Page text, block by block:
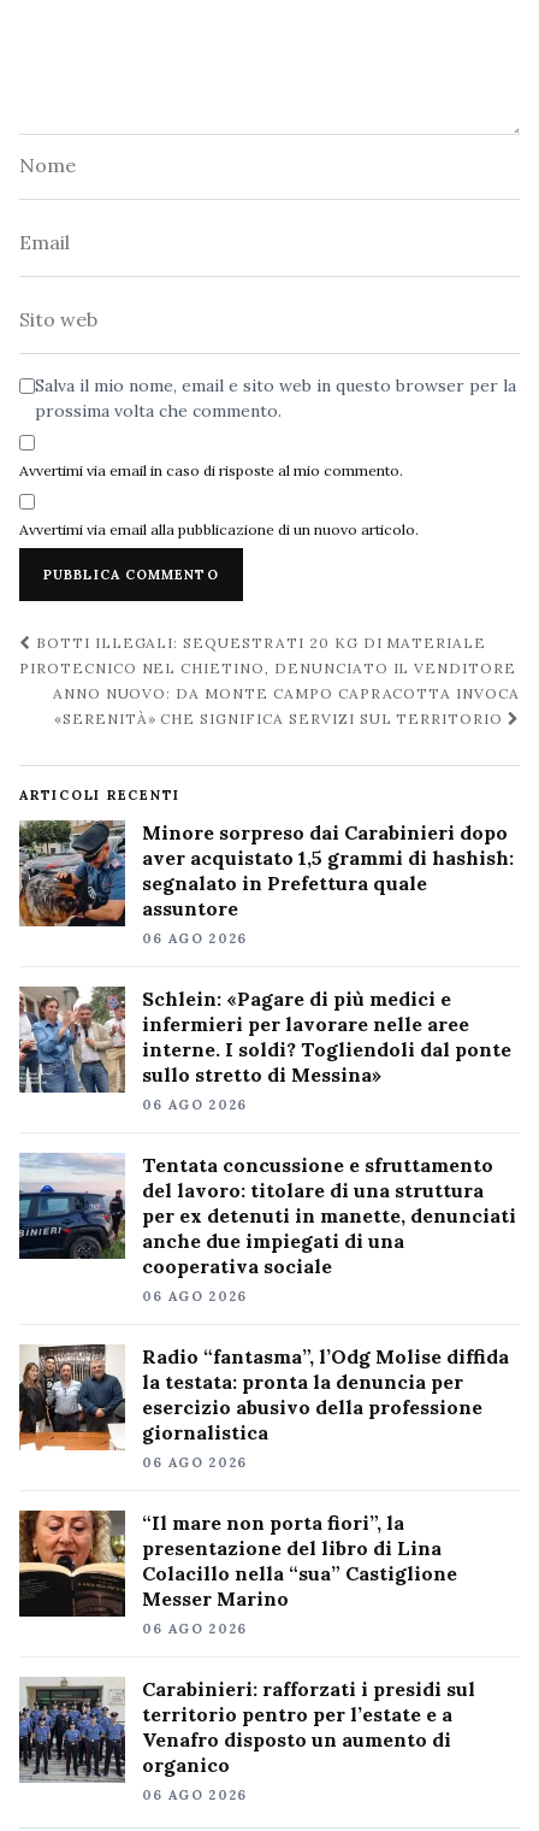
Salva il mio nome, email e sito web in questo browser per la
prossima volta che commento.
Avvertimi via email in caso di risposte al mio commento.
Avvertimi via email alla pubblicazione di un nuovo articolo.
Navigazione
post
BOTTI ILLEGALI: SEQUESTRATI 20 KG DI MATERIALE
PIROTECNICO NEL CHIETINO, DENUNCIATO IL VENDITORE
ANNO NUOVO: DA MONTE CAMPO CAPRACOTTA INVOCA
«SERENITÀ» CHE SIGNIFICA SERVIZI SUL TERRITORIO
ARTICOLI RECENTI
Minore sorpreso dai Carabinieri dopo
aver acquistato 1,5 grammi di hashish:
segnalato in Prefettura quale
assuntore
06 AGO 2026
Schlein: «Pagare di più medici e
infermieri per lavorare nelle aree
interne. I soldi? Togliendoli dal ponte
sullo stretto di Messina»
06 AGO 2026
Tentata concussione e sfruttamento
del lavoro: titolare di una struttura
per ex detenuti in manette, denunciati
anche due impiegati di una
cooperativa sociale
06 AGO 2026
Radio “fantasma”, l’Odg Molise diffida
la testata: pronta la denuncia per
esercizio abusivo della professione
giornalistica
06 AGO 2026
“Il mare non porta fiori”, la
presentazione del libro di Lina
Colacillo nella “sua” Castiglione
Messer Marino
06 AGO 2026
Carabinieri: rafforzati i presidi sul
territorio pentro per l’estate e a
Venafro disposto un aumento di
organico
06 AGO 2026